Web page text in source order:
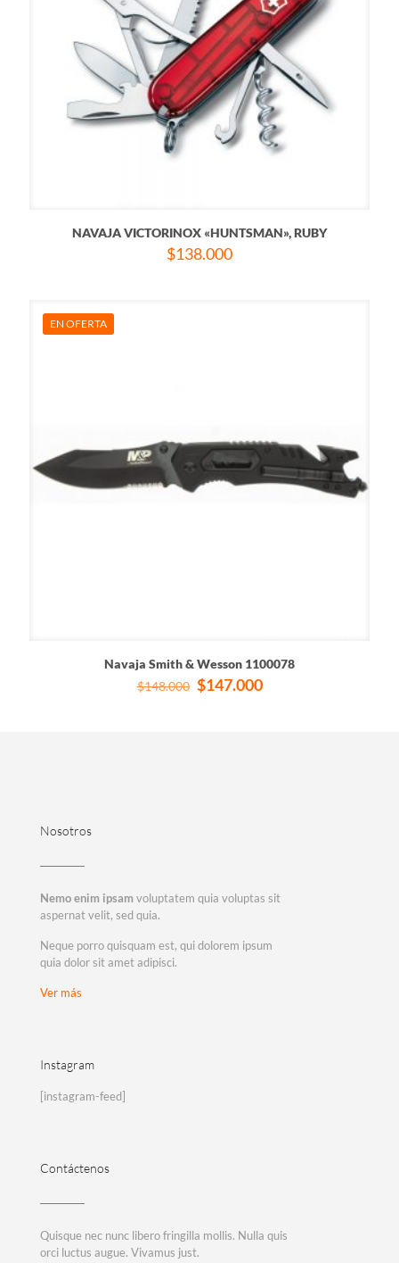
NAVAJA VICTORINOX «HUNTSMAN», RUBY
$138.000
EN OFERTA
Navaja Smith & Wesson 1100078
$148.000 El
$147.000El
Nosotros
Nemo enim ipsam voluptatem quia voluptas sit
aspernat velit, sed quia.
Neque porro quisquam est, qui dolorem ipsum
quia dolor sit amet adipisci.
Ver más
Instagram
[instagram-feed]
Contáctenos
Quisque nec nunc libero fringilla mollis. Nulla quis
orci luctus augue. Vivamus just.